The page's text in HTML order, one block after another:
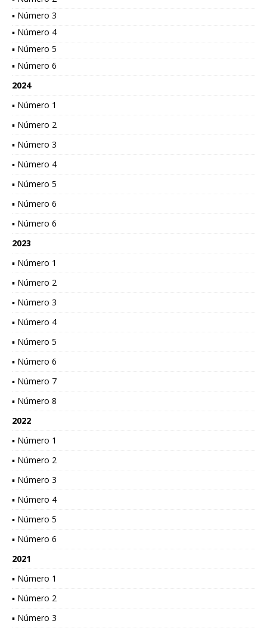
▪ Número 3
▪ Número 4
▪ Número 5
▪ Número 6
2024
▪ Número 1
▪ Número 2
▪ Número 3
▪ Número 4
▪ Número 5
▪ Número 6
▪ Número 6
2023
▪ Número 1
▪ Número 2
▪ Número 3
▪ Número 4
▪ Número 5
▪ Número 6
▪ Número 7
▪ Número 8
2022
▪ Número 1
▪ Número 2
▪ Número 3
▪ Número 4
▪ Número 5
▪ Número 6
2021
▪ Número 1
▪ Número 2
▪ Número 3